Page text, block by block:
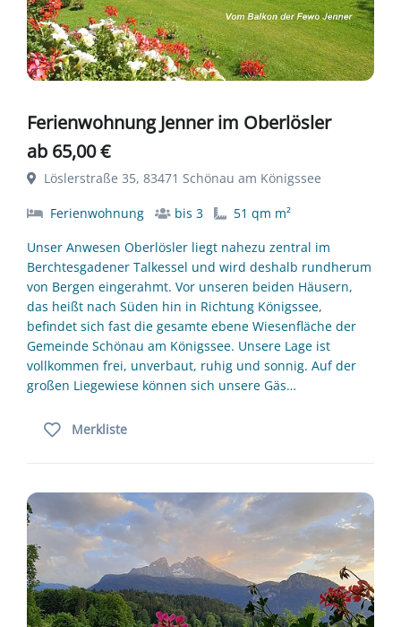
Ferienwohnung Jenner im Oberlösler
ab 65,00 €
Löslerstraße 35, 83471 Schönau am Königssee
Ferienwohnung bis 3
51 qm m²
Unser Anwesen Oberlösler liegt nahezu zentral im
Berchtesgadener Talkessel und wird deshalb rundherum
von Bergen eingerahmt. Vor unseren beiden Häusern,
das heißt nach Süden hin in Richtung Königssee,
befindet sich fast die gesamte ebene Wiesenfläche der
Gemeinde Schönau am Königssee. Unsere Lage ist
vollkommen frei, unverbaut, ruhig und sonnig. Auf der
großen Liegewiese können sich unsere Gäs…
Merkliste